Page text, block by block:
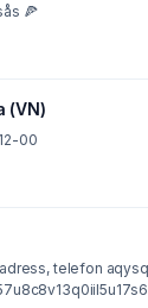
🍕
(VN)
00
telefon